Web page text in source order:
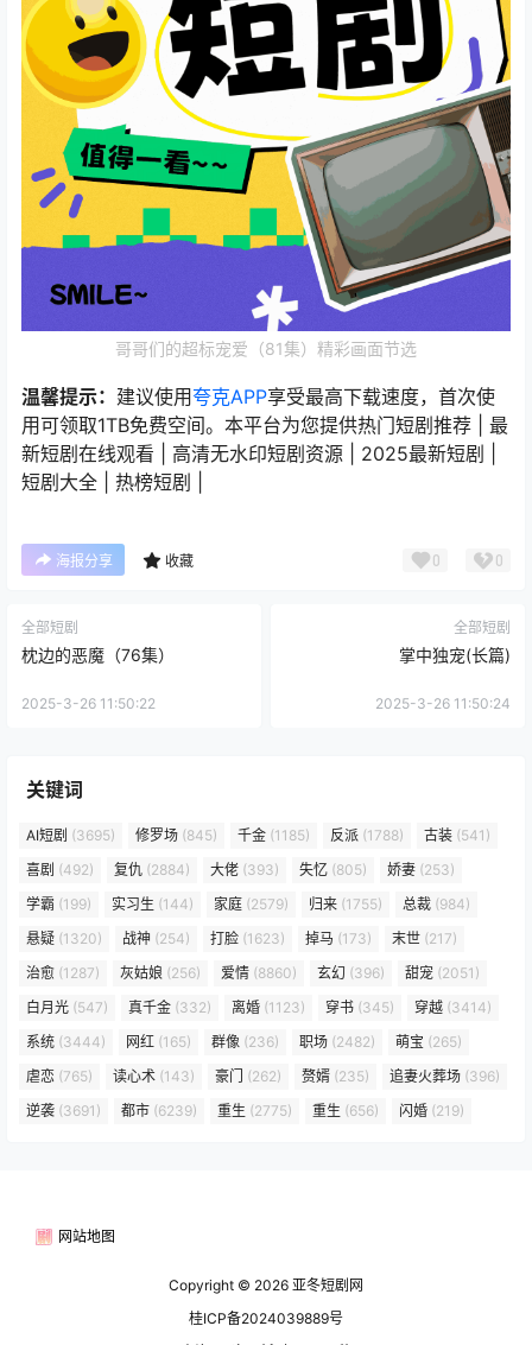
哥哥们的超标宠爱（81集）精彩画面节选
温馨提示： 建议使用夸克APP享受最高下载速度，首次使
用可领取1TB免费空间。本平台为您提供热门短剧推荐 | 最
新短剧在线观看 | 高清无水印短剧资源 | 2025最新短剧 |
短剧大全 | 热榜短剧 |
海报分享 收藏 0 0
全部短剧
枕边的恶魔（76集）
2025-3-26 11:50:22
全部短剧
掌中独宠(长篇)
2025-3-26 11:50:24
关键词
AI短剧 (3695) 修罗场 (845) 千金 (1185) 反派 (1788) 古装 (541)
喜剧 (492) 复仇 (2884) 大佬 (393) 失忆 (805) 娇妻 (253)
学霸 (199) 实习生 (144) 家庭 (2579) 归来 (1755) 总裁 (984)
悬疑 (1320) 战神 (254) 打脸 (1623) 掉马 (173) 末世 (217)
治愈 (1287) 灰姑娘 (256) 爱情 (8860) 玄幻 (396) 甜宠 (2051)
白月光 (547) 真千金 (332) 离婚 (1123) 穿书 (345) 穿越 (3414)
系统 (3444) 网红 (165) 群像 (236) 职场 (2482) 萌宝 (265)
虐恋 (765) 读心术 (143) 豪门 (262) 赘婿 (235) 追妻火葬场 (396)
逆袭 (3691) 都市 (6239) 重生 (2775) 重生 (656) 闪婚 (219)
网站地图
Copyright © 2026 亚冬短剧网
桂ICP备2024039889号